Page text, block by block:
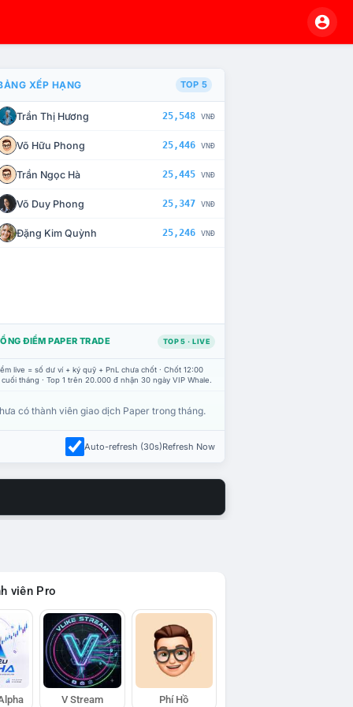
CHẾ TÀI XỬ LÝ VI PHẠM
XẾP HẠNG TOP 5
Trần Thị Hương 25,548 VNĐ
Võ Hữu Phong 25,446 VNĐ
Trần Ngọc Hà 25,445 VNĐ
Võ Duy Phong 25,347 VNĐ
Đặng Kim Quỳnh 25,246 VNĐ
ĐIỂM PAPER TRADE TOP 5 · LIVE
live = số dư ví + ký quỹ + PnL chưa chốt · Chốt 12:00
tháng · Top 1 trên 20.000 đ nhận 30 ngày VIP Whale.
có thành viên giao dịch Paper trong tháng.
Auto-refresh (30s)Refresh Now
viên Pro
V Stream Phí Hồ